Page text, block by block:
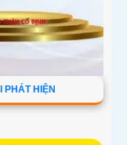
PHÁT HIỆN